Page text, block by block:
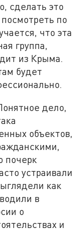
сделать это
по
что эта
группа,
из Крыма.
будет
дело,
объектов,
почерк
устраивали
как
в
о
и